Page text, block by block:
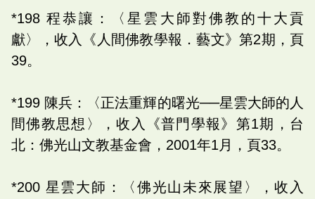
*198 程恭讓：〈星雲大師對佛教的十大貢
獻〉，收入《人間佛教學報．藝文》第2期，頁
39。
*199 陳兵：〈正法重輝的曙光──星雲大師的人
間佛教思想〉，收入《普門學報》第1期，台
北：佛光山文教基金會，2001年1月，頁33。
*200 星雲大師：〈佛光山未來展望〉，收入